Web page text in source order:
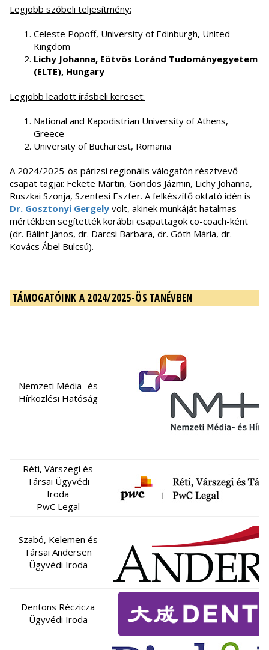
Legjobb szóbeli teljesítmény:
Celeste Popoff, University of Edinburgh, United
Kingdom
Lichy Johanna, Eötvös Loránd Tudományegyetem
(ELTE), Hungary
Legjobb leadott írásbeli kereset:
National and Kapodistrian University of Athens,
Greece
University of Bucharest, Romania
A 2024/2025-ös párizsi regionális válogatón résztvevő
csapat tagjai: Fekete Martin, Gondos Jázmin, Lichy Johanna,
Ruszkai Szonja, Szentesi Eszter. A felkészítő oktató idén is
Dr. Gosztonyi Gergely volt, akinek munkáját hatalmas
mértékben segítették korábbi csapattagok co-coach-ként
(dr. Bálint János, dr. Darcsi Barbara, dr. Góth Mária, dr.
Kovács Ábel Bulcsú).
TÁMOGATÓINK A 2024/2025-ÖS TANÉVBEN
Nemzeti Média- és
Hírközlési Hatóság
Réti, Várszegi és
Társai Ügyvédi
Iroda
PwC Legal
Szabó, Kelemen és
Társai Andersen
Ügyvédi Iroda
Dentons Réczicza
Ügyvédi Iroda